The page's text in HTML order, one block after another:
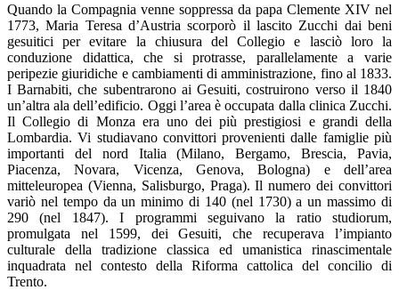
Quando la Compagnia venne soppressa da papa Clemente XIV nel
1773, Maria Teresa d’Austria scorporò il lascito Zucchi dai beni
gesuitici per evitare la chiusura del Collegio e lasciò loro la
conduzione didattica, che si protrasse, parallelamente a varie
peripezie giuridiche e cambiamenti di amministrazione, fino al 1833.
I Barnabiti, che subentrarono ai Gesuiti, costruirono verso il 1840
un’altra ala dell’edificio. Oggi l’area è occupata dalla clinica Zucchi.
Il Collegio di Monza era uno dei più prestigiosi e grandi della
Lombardia. Vi studiavano convittori provenienti dalle famiglie più
importanti del nord Italia (Milano, Bergamo, Brescia, Pavia,
Piacenza, Novara, Vicenza, Genova, Bologna) e dell’area
mitteleuropea (Vienna, Salisburgo, Praga). Il numero dei convittori
variò nel tempo da un minimo di 140 (nel 1730) a un massimo di
290 (nel 1847). I programmi seguivano la ratio studiorum,
promulgata nel 1599, dei Gesuiti, che recuperava l’impianto
culturale della tradizione classica ed umanistica rinascimentale
inquadrata nel contesto della Riforma cattolica del concilio di
Trento.